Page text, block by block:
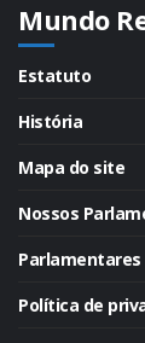
Mundo
Estatuto
História
Mapa do site
Nossos
Parlamentares
Política de